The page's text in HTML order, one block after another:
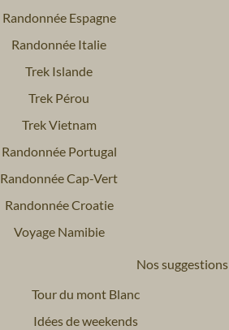
Randonnée Espagne
Randonnée Italie
Trek Islande
Trek Pérou
Trek Vietnam
Randonnée Portugal
Randonnée Cap-Vert
Randonnée Croatie
Voyage Namibie
Nos suggestions
Tour du mont Blanc
Idées de weekends